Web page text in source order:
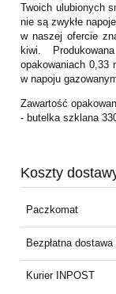
Twoich ulubionych
nie są zwykłe
w naszej ofercie
kiwi.
opakowaniach
w napoju
Zawartość
- butelka szklana 330
Koszty
Cena nie
Paczkomat
Bezpłatna dostawa
Kurier INPOST